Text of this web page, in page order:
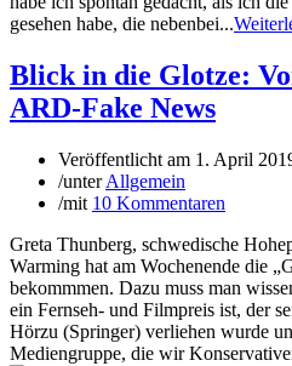
gesehen habe, die nebenbei...
Blick in die Glotze:
ARD-Fake News
Veröffentlicht am 1. April
/unterAllgemein
/mit 10 Kommentaren
Greta Thunberg, schwedische
Warming hat am Wochenende die
bekommmen. Dazu muss man
ein Fernseh- und Filmpreis ist, der
Hörzu (Springer) verliehen wurde
Mediengruppe, die wir